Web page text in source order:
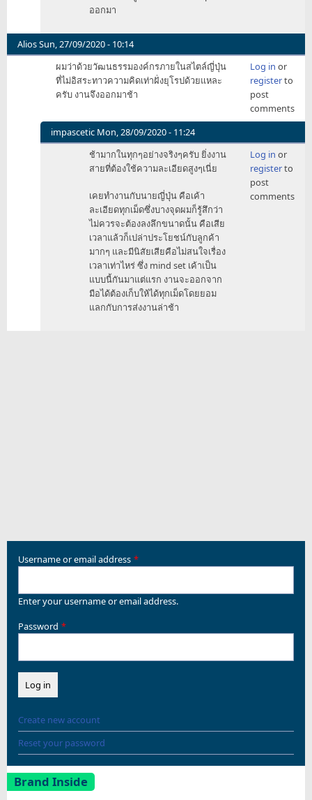
ออกมา
AliosSun, 27/09/2020 - 10:14
ผมว่าด้วยวัฒนธรรมองค์กรภายในสไตล์ญี่ปุ่น
ที่ไม่อิสระทาวความคิดเท่าฝั่งยุโรปด้วยแหละ
ครับ งานจึงออกมาช้า
Log in or
registerto
post
comments
impascetic Mon, 28/09/2020 - 11:24
In
ช้ามากในทุกๆอย่างจริงๆครับ ยิ่งงาน
สายที่ต้องใช้ความละเอียดสูงๆเนี่ย
เคยทำงานกับนายญี่ปุ่น คือเค้า
ละเอียดทุกเม็ดซึ่งบางจุดผมก็รู้สึกว่า
ไม่ควรจะต้องลงลึกขนาดนั้น คือเสีย
เวลาแล้วก็เปล่าประโยชน์กับลูกค้า
มากๆ และมีนิสัยเสียคือไม่สนใจเรื่อง
เวลาเท่าไหร่ ซึ่ง mind set เค้าเป็น
แบบนี้กันมาแต่แรก งานจะออกจาก
มือได้ต้องเก็บให้ได้ทุกเม็ดโดยยอม
แลกกับการส่งงานล่าช้า
Log in or
registerto
post
comments
Username or email address
Enter your username or email address.
Password
Create new account
Reset your password
Brand Inside